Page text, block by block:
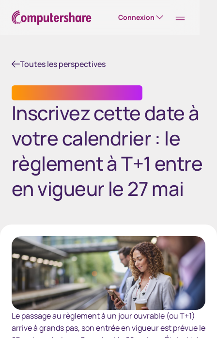
Connexion
Toutes les perspectives
Inscrivez cette date à
votre calendrier : le
règlement à T+1 entre
en vigueur le 27 mai
iStock-1443562017-Webheader-
Le passage au règlement à un jour ouvrable (ou T+1)
arrive à grands pas, son entrée en vigueur est prévue le